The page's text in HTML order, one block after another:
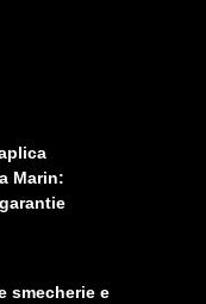
Marin:
smecherie e